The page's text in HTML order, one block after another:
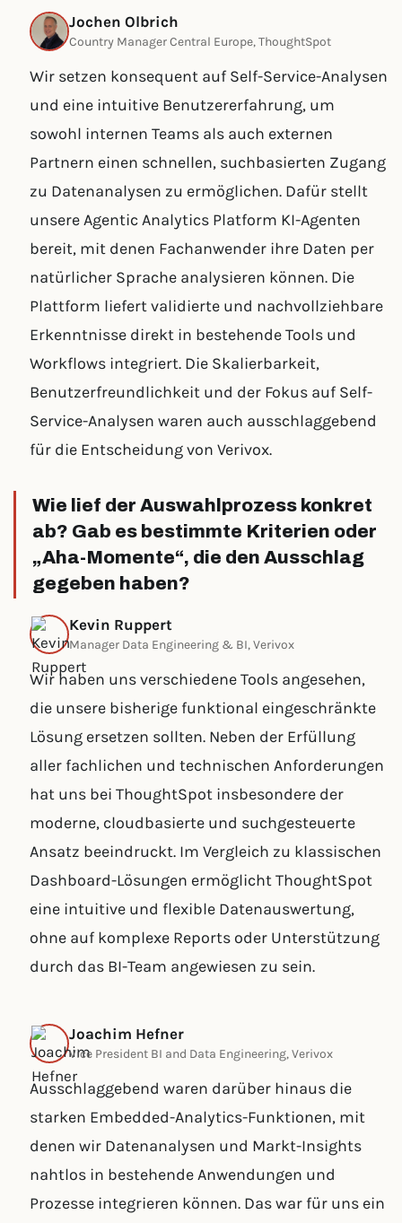
Jochen Olbrich
Country Manager Central Europe, ThoughtSpot
Wir setzen konsequent auf Self-Service-Analysen
und eine intuitive Benutzererfahrung, um
sowohl internen Teams als auch externen
Partnern einen schnellen, suchbasierten Zugang
zu Datenanalysen zu ermöglichen. Dafür stellt
unsere Agentic Analytics Platform KI-Agenten
bereit, mit denen Fachanwender ihre Daten per
natürlicher Sprache analysieren können. Die
Plattform liefert validierte und nachvollziehbare
Erkenntnisse direkt in bestehende Tools und
Workflows integriert. Die Skalierbarkeit,
Benutzerfreundlichkeit und der Fokus auf Self-
Service-Analysen waren auch ausschlaggebend
für die Entscheidung von Verivox.
Wie lief der Auswahlprozess konkret
ab? Gab es bestimmte Kriterien oder
„Aha-Momente“, die den Ausschlag
gegeben haben?
Kevin Ruppert
Manager Data Engineering & BI, Verivox
Wir haben uns verschiedene Tools angesehen,
die unsere bisherige funktional eingeschränkte
Lösung ersetzen sollten. Neben der Erfüllung
aller fachlichen und technischen Anforderungen
hat uns bei ThoughtSpot insbesondere der
moderne, cloudbasierte und suchgesteuerte
Ansatz beeindruckt. Im Vergleich zu klassischen
Dashboard-Lösungen ermöglicht ThoughtSpot
eine intuitive und flexible Datenauswertung,
ohne auf komplexe Reports oder Unterstützung
durch das BI-Team angewiesen zu sein.
Joachim Hefner
Vice President BI and Data Engineering, Verivox
Ausschlaggebend waren darüber hinaus die
starken Embedded-Analytics-Funktionen, mit
denen wir Datenanalysen und Markt-Insights
nahtlos in bestehende Anwendungen und
Prozesse integrieren können. Das war für uns ein